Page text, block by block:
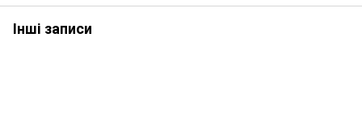
Інші записи